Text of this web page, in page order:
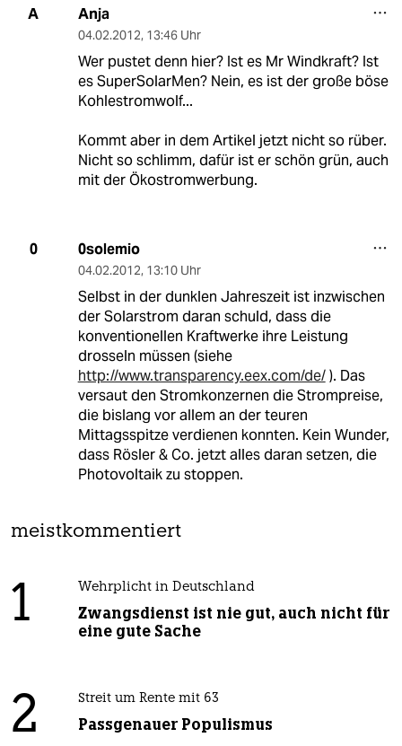
A Anja
04.02.2012, 13:46 Uhr
Wer pustet denn hier? Ist es Mr Windkraft? Ist
es SuperSolarMen? Nein, es ist der große böse
Kohlestromwolf...
Kommt aber in dem Artikel jetzt nicht so rüber.
Nicht so schlimm, dafür ist er schön grün, auch
mit der Ökostromwerbung.
0 0solemio
04.02.2012, 13:10 Uhr
Selbst in der dunklen Jahreszeit ist inzwischen
der Solarstrom daran schuld, dass die
konventionellen Kraftwerke ihre Leistung
drosseln müssen (siehe
http://www.transparency.eex.com/de/). Das
versaut den Stromkonzernen die Strompreise,
die bislang vor allem an der teuren
Mittagsspitze verdienen konnten. Kein Wunder,
dass Rösler & Co. jetzt alles daran setzen, die
Photovoltaik zu stoppen.
meistkommentiert
1 Wehrplicht in Deutschland
Zwangsdienst ist nie gut, auch nicht für
eine gute Sache
2 Streit um Rente mit 63
Passgenauer Populismus